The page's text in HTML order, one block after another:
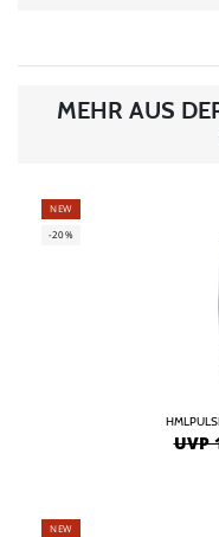
MEHR AUS
NEW
-20%
UVP
NEW